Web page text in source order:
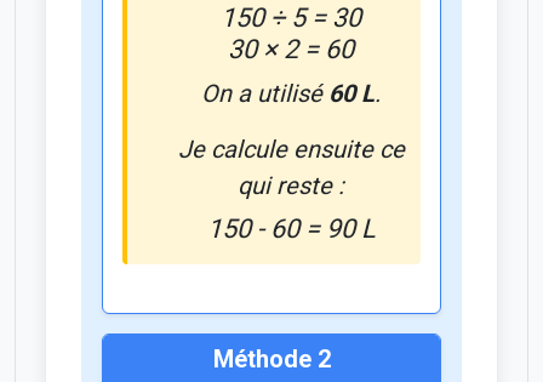
150 ÷ 5 = 30
30 × 2 = 60
On a utilisé 60 L.
Je calcule ensuite ce
qui reste :
150 - 60 = 90 L
Méthode 2